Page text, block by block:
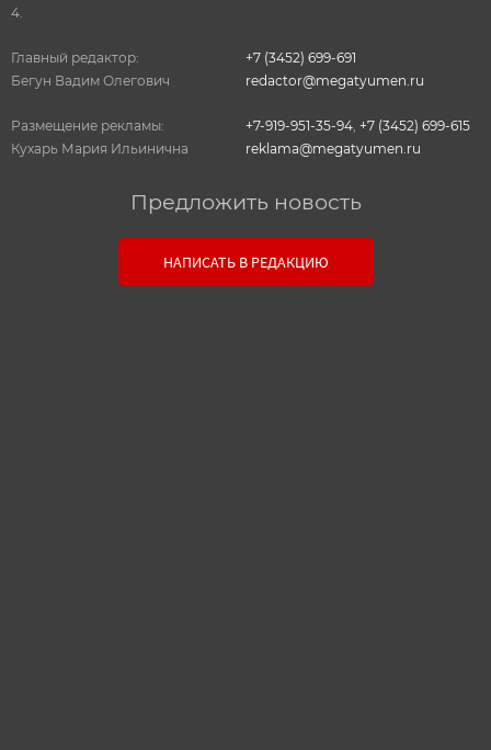
4.
Главный редактор:
Бегун Вадим Олегович
+7 (3452) 699-691
redactor@megatyumen.ru
Размещение рекламы:
Кухарь Мария Ильинична
+7-919-951-35-94 +7 (3452) 699-615
reklama@megatyumen.ru
Предложить новость
НАПИСАТЬ В РЕДАКЦИЮ
Связь с редакцией
Оставьте свои настоящие контактные данные,